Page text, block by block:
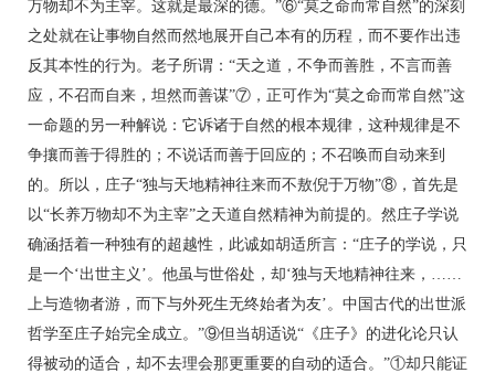
万物却不为主宰。这就是最深的德。”⑥“莫之命而常自然”的深刻
之处就在让事物自然而然地展开自己本有的历程，而不要作出违
反其本性的行为。老子所谓：“天之道，不争而善胜，不言而善
应，不召而自来，坦然而善谋”⑦，正可作为“莫之命而常自然”这
一命题的另一种解说：它诉诸于自然的根本规律，这种规律是不
争攘而善于得胜的；不说话而善于回应的；不召唤而自动来到
的。所以，庄子“独与天地精神往来而不敖倪于万物”⑧，首先是
以“长养万物却不为主宰”之天道自然精神为前提的。然庄子学说
确涵括着一种独有的超越性，此诚如胡适所言：“庄子的学说，只
是一个‘出世主义’。他虽与世俗处，却‘独与天地精神往来，……
上与造物者游，而下与外死生无终始者为友’。中国古代的出世派
哲学至庄子始完全成立。”⑨但当胡适说“《庄子》的进化论只认
得被动的适合，却不去理会那更重要的自动的适合。”①却只能证